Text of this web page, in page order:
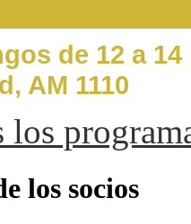
de 12 a 14
AM 1110
los
los socios